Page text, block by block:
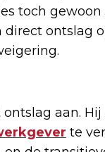
toch
ontslag
aan.
te